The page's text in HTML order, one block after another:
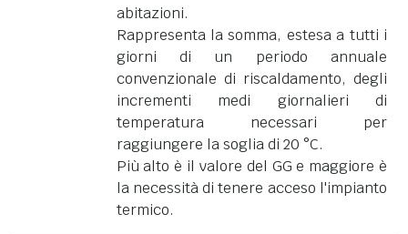
abitazioni.
Rappresenta la somma, estesa a tutti i
giorni di un periodo annuale
convenzionale di riscaldamento, degli
incrementi medi giornalieri di
temperatura necessari per
raggiungere la soglia di 20 °C.
Più alto è il valore del GG e maggiore è
la necessità di tenere acceso l'impianto
termico.